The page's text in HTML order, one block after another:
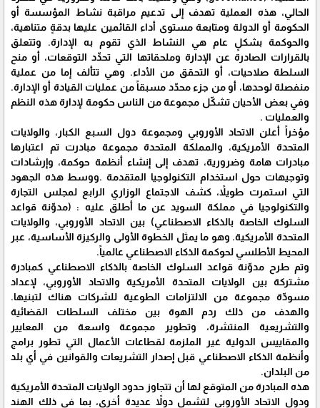
الحالي، هذه العملية تهدف إلى تدعيم مراقبة نشاط المؤسسة أو
الحكومة أو الدولة ومتابعة مستوى أداء القائمين عليها بدقةٍ متناهية،
والحوكمة بشكلٍ عام هي النشاط الذي تقوم به الإدارة. وتتعلق
بالقرارات الصادرة عن الإدارة وملحقاتها التي تحدِّد التوقعات، أو منح
السلطة صلاحيات، أو التحقق من الأداء. وهي تتألف إما من عملية
منفصلة لوحدها، أو من جزء محدّد مسبقاً من عمليات القيادة أو الإدارة.
وفي بعض الأحيان تشكّل مجموعة من الناس حكومة لإدارة هذه النظم
والعمليات .
مؤخراً أعلن الاتحاد الأوروبي ومجموعة دول السبع الكبار، والولايات
المتحدة الأمريكية، والمملكة المتحدة مجموعة مبادرت تم اعتبارها
مبادرات هامة وضرورية، تهدف إلى إنشاء أنظمة حوكمة، وإرشادات
وتوجيهات حول استخدام التكنولوجيا المتقدمة .ووسط هذه الجهود
التي استمرت طويلاً، كشف الاجتماع الوزاري الرابع لمجلس التجارة
والتكنولوجيا في مملكة السويد عن ما أطلق عليه : (مدوّنة قواعد
السلوك الخاصة بالذكاء الاصطناعي) بين الاتحاد الأوروبي، والولايات
المتحدة الأمريكية. وهو ما يمثل الخطوة الأولى والركيزة الأساسية، عبر
المحيط الأطلسي لحوكمة الذكاء الاصطناعي عالمياً.
وتم طرح مدوّنة قواعد السلوك الخاصة بالذكاء الاصطناعي كمبادرة
مشتركة بين الولايات المتحدة الأمريكية والاتحاد الأوروبي، لإعداد
مسودّة مجموعة من الالتزامات الطوعية للشركات هناك لتبنيها.
والهدف من ذلك ردم الهوة بين مختلف السلطات القضائية
والتشريعية المنتشرة، وتطوير مجموعة واسعة من المعايير
والمقاييس الدولية غير الملزمة لقطاعات الأعمال التي تطور برامج
وأنظمة الذكاء الاصطناعي قبل إصدار التشريعات والقوانين في أي بلد
من البلدان.
هذه المبادرة من المتوقع لها أن تتجاوز حدود الولايات المتحدة الأمريكية
ودول الاتحاد الأوروبي لتشمل دولاً عديدة أخرى، بما في ذلك الهند